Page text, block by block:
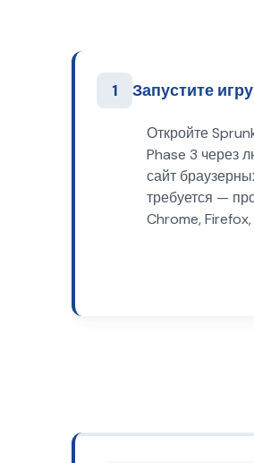
1 Запустите игру
Откройте
Phase 3 через
сайт
требуется —
Chrome,